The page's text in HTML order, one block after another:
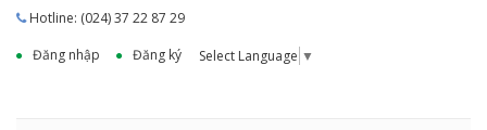
Hotline: (024) 37 22 87 29
Đăng nhập
Đăng ký Select Language ▼